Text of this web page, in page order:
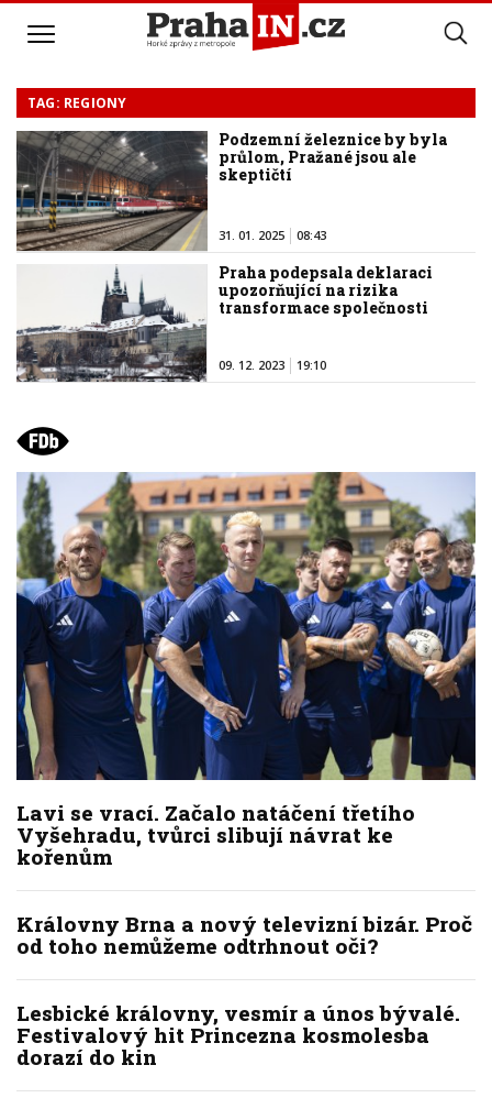
TAG: REGIONY
Podzemní železnice by byla
průlom, Pražané jsou ale
skeptičtí
31. 01. 2025 08:43
Praha podepsala deklaraci
upozorňující na rizika
transformace společnosti
09. 12. 2023 19:10
Lavi se vrací. Začalo natáčení třetího
Vyšehradu, tvůrci slibují návrat ke
kořenům
Královny Brna a nový televizní bizár. Proč
od toho nemůžeme odtrhnout oči?
Lesbické královny, vesmír a únos bývalé.
Festivalový hit Princezna kosmolesba
dorazí do kin